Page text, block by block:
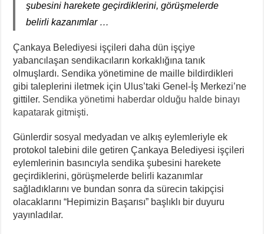
şubesini harekete geçirdiklerini, görüşmelerde
belirli kazanımlar …
Çankaya Belediyesi işçileri daha dün işçiye
yabancılaşan sendikacıların korkaklığına tanık
olmuşlardı. Sendika yönetimine de maille bildirdikleri
gibi taleplerini iletmek için Ulus’taki Genel-İş Merkezi’ne
gittiler. Sendika yönetimi haberdar olduğu halde binayı
kapatarak gitmişti.
Günlerdir sosyal medyadan ve alkış eylemleriyle ek
protokol talebini dile getiren Çankaya Belediyesi işçileri
eylemlerinin basıncıyla sendika şubesini harekete
geçirdiklerini, görüşmelerde belirli kazanımlar
sağladıklarını ve bundan sonra da sürecin takipçisi
olacaklarını “Hepimizin Başarısı” başlıklı bir duyuru
yayınladılar.